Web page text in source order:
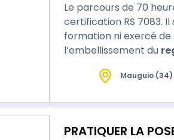
Le parcours de 70
certification RS 7083. Il
formation ni exercé
l’embellissement du
cette activité. Ce parcours permet une acquisition progressive, structurée etMauguio (34)
PRATIQUER LA